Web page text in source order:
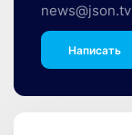
news@json.tv
Написать